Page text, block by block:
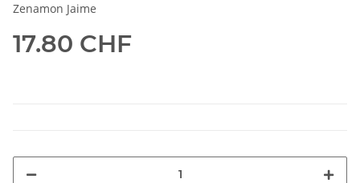
Zenamon Jaime
17.80 CHF